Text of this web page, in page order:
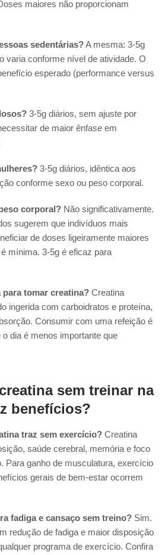
maiores não proporcionam
sedentárias?A mesma: 3-5g
varia conforme nível de atividade. O
esperado (performance versus
3-5g diários, sem ajuste por
de maior ênfase em
3-5g diários, idêntica aos
conforme sexo ou peso corporal.
corporal? Não significativamente.
sugerem que indivíduos mais
de doses ligeiramente maiores
mínima. 3-5g é eficaz para
tomar creatina? Creatina
ingerida com carboidratos e proteína,
Consumir com uma refeição é
dia é menos importante que
sem treinar na
benefícios?
traz sem exercício? Creatina
saúde cerebral, memória e foco
Para ganho de musculatura, exercício
gerais de bem-estar ocorrem
fadiga e cansaço sem treino? Sim.
redução de fadiga e maior disposição
programa de exercício. Confira